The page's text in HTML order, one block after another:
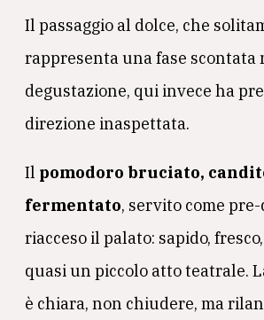
Il passaggio al dolce, che
rappresenta una fase scontata
degustazione, qui invece ha
direzione inaspettata.
Il pomodoro bruciato,
fermentato, servito come
riacceso il palato: sapido,
quasi un piccolo atto teatrale.
è chiara, non chiudere, ma